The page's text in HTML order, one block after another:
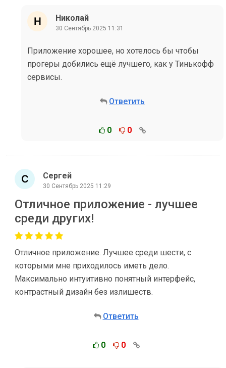
Николай
30 Сентябрь 2025 11:31
Приложение хорошее, но хотелось бы чтобы
прогеры добились ещё лучшего, как у Тинькофф
сервисы.
Ответить
0 0
Сергей
30 Сентябрь 2025 11:29
Отличное приложение - лучшее
среди других!
Отличное приложение. Лучшее среди шести, с
которыми мне приходилось иметь дело.
Максимально интуитивно понятный интерфейс,
контрастный дизайн без излишеств.
Ответить
0 0